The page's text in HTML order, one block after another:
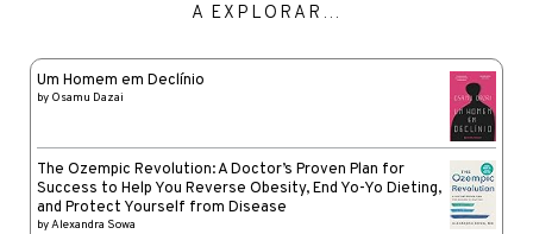
A EXPLORAR…
Um Homem em Declínio
by Osamu Dazai
The Ozempic Revolution: A Doctor’s Proven Plan for
Success to Help You Reverse Obesity, End Yo-Yo Dieting,
and Protect Yourself from Disease
byAlexandra Sowa